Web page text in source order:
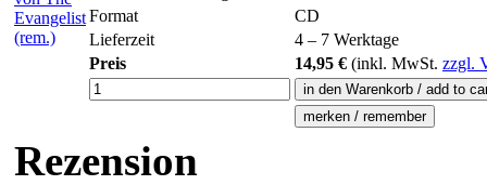
Format
CD
Lieferzeit
4 – 7 Werktage
Preis
14,95 € (inkl. MwSt. zzgl.
Rezension